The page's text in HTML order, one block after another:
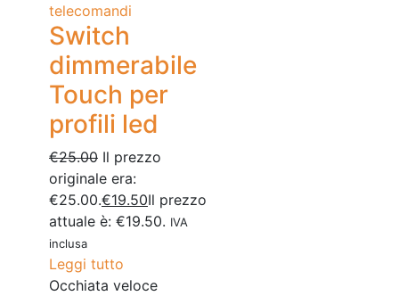
telecomandi
Switch
dimmerabile
Touch per
profili led
€25.00 Il prezzo
originale era:
€25.00.€19.50Il prezzo
attuale è: €19.50. IVA
inclusa
Leggi tutto
Occhiata veloce